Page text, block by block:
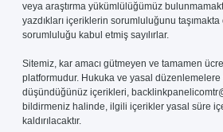
veya araştırma yükümlülüğümüz
yazdıkları içeriklerin sorumluluğunu
sorumluluğu kabul etmiş sayılırlar.
Sitemiz, kar amacı gütmeyen ve tamamen
platformudur. Hukuka ve yasal düzenlemelere
düşündüğünüz içerikleri,
bildirmeniz halinde, ilgili içerikler yasal süre
kaldırılacaktır.